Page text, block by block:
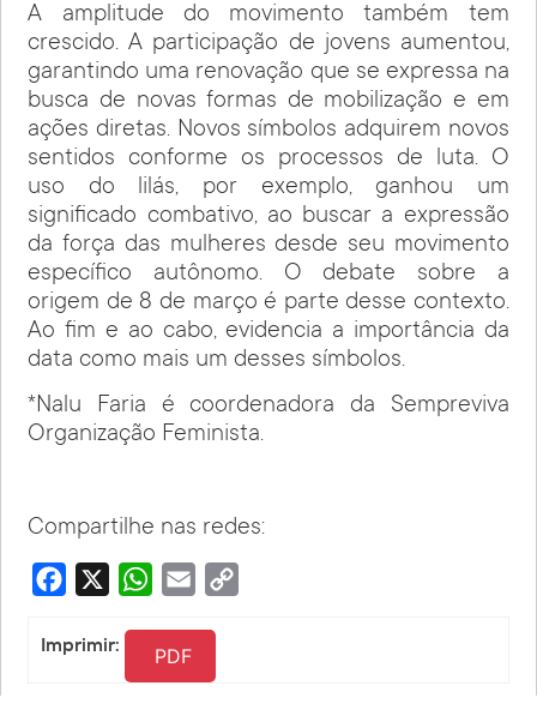
A amplitude do movimento também tem
crescido. A participação de jovens aumentou,
garantindo uma renovação que se expressa na
busca de novas formas de mobilização e em
ações diretas. Novos símbolos adquirem novos
sentidos conforme os processos de luta. O
uso do lilás, por exemplo, ganhou um
significado combativo, ao buscar a expressão
da força das mulheres desde seu movimento
específico autônomo. O debate sobre a
origem de 8 de março é parte desse contexto.
Ao fim e ao cabo, evidencia a importância da
data como mais um desses símbolos.
*Nalu Faria é coordenadora da Sempreviva
Organização Feminista.
Compartilhe nas redes:
Facebook WhatsApp
Email
Imprimir: PDF